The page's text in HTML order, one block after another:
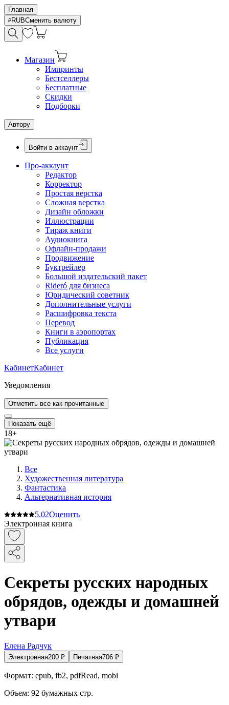
Главная
RUBСменить валюту
Магазин
Импринты
Бестселлеры
Бесплатные
Скидки
Подборки
Автору
Войти в аккаунт
Про-аккаунт
Редактор
Корректор
Простая верстка
Сложная верстка
Дизайн обложки
Иллюстрации
Тираж книги
Аудиокнига
Офлайн-продажи
Продвижение
Буктрейлер
Большой издательский пакет
Rideró для бизнеса
Юридический советник
Дополнительные услуги
Расшифровка текста
Перевод
Книги в аэропортах
Публикация
Все услуги
КабинетКабинет
Уведомления
Отметить все как прочитанные
Показать ещё
18+
Все
Художественная литература
Фантастика
Альтернативная история
5.02Оценить
Электронная книга
Секреты русских народных
обрядов, одежды и домашней
утвари
Елена Радчук
Электронная200 ₽ Печатная706 ₽
Формат: epub, fb2, pdfRead, mobi
Объем: 92 бумажных стр.